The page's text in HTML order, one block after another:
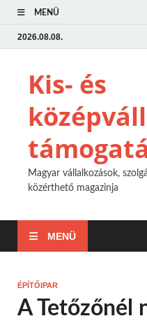
MENÜ
2026.08.08.
Kis- és
Magyar vállalkozások,
közérthető magazinja
MENÜ
ÉPÍTŐIPAR
A Tetőzőnél